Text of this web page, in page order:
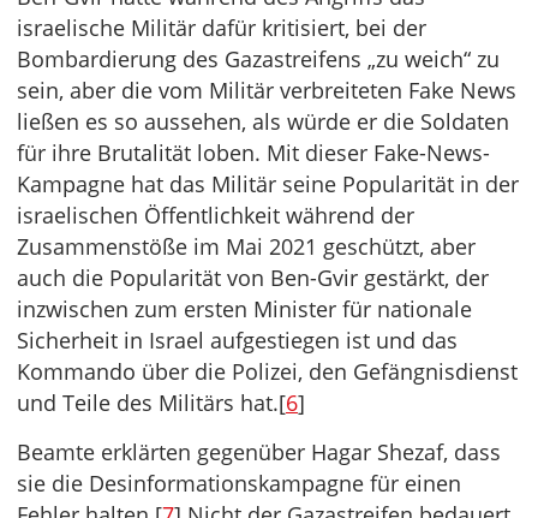
israelische Militär dafür kritisiert, bei der
Bombardierung des Gazastreifens „zu weich“ zu
sein, aber die vom Militär verbreiteten Fake News
ließen es so aussehen, als würde er die Soldaten
für ihre Brutalität loben. Mit dieser Fake-News-
Kampagne hat das Militär seine Popularität in der
israelischen Öffentlichkeit während der
Zusammenstöße im Mai 2021 geschützt, aber
auch die Popularität von Ben-Gvir gestärkt, der
inzwischen zum ersten Minister für nationale
Sicherheit in Israel aufgestiegen ist und das
Kommando über die Polizei, den Gefängnisdienst
und Teile des Militärs hat.[6]
Beamte erklärten gegenüber Hagar Shezaf, dass
sie die Desinformationskampagne für einen